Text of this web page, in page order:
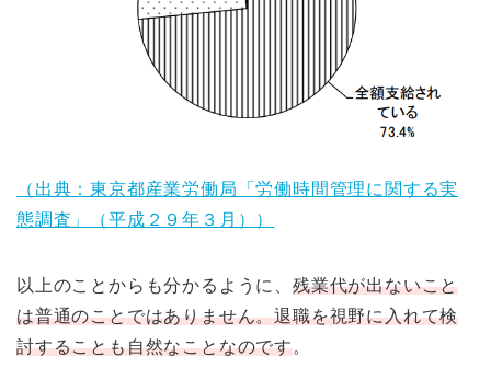
（出典：東京都産業労働局「労働時間管理に関する実
態調査」（平成２９年３月））
以上のことからも分かるように、 残業代が出ないこと
は普通のことではありません。退職を視野に入れて検
討することも自然なことなのです。